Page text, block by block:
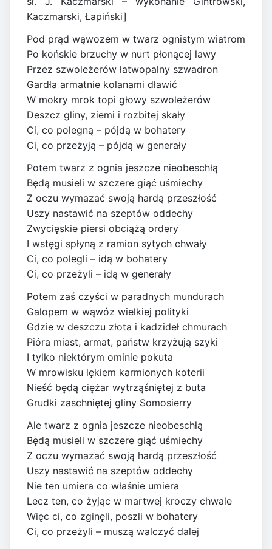
Kaczmarski, Łapiński]
Pod prąd wąwozem w twarz ognistym wiatrom
Po końskie brzuchy w nurt płonącej lawy
Przez szwoleżerów łatwopalny szwadron
Gardła armatnie kolanami dławić
W mokry mrok topi głowy szwoleżerów
Deszcz gliny, ziemi i rozbitej skały
Ci, co polegną – pójdą w bohatery
Ci, co przeżyją – pójdą w generały
Potem twarz z ognia jeszcze nieobeschłą
Będą musieli w szczere giąć uśmiechy
Z oczu wymazać swoją hardą przeszłość
Uszy nastawić na szeptów oddechy
Zwycięskie piersi obciążą ordery
I wstęgi spłyną z ramion sytych chwały
Ci, co polegli – idą w bohatery
Ci, co przeżyli – idą w generały
Potem zaś czyści w paradnych mundurach
Galopem w wąwóz wielkiej polityki
Gdzie w deszczu złota i kadzideł chmurach
Pióra miast, armat, państw krzyżują szyki
I tylko niektórym ominie pokuta
W mrowisku lękiem karmionych koterii
Nieść będą ciężar wytrząśniętej z buta
Grudki zaschniętej gliny Somosierry
Ale twarz z ognia jeszcze nieobeschłą
Będą musieli w szczere giąć uśmiechy
Z oczu wymazać swoją hardą przeszłość
Uszy nastawić na szeptów oddechy
Nie ten umiera co właśnie umiera
Lecz ten, co żyjąc w martwej kroczy chwale
Więc ci, co zginęli, poszli w bohatery
Ci, co przeżyli – muszą walczyć dalej